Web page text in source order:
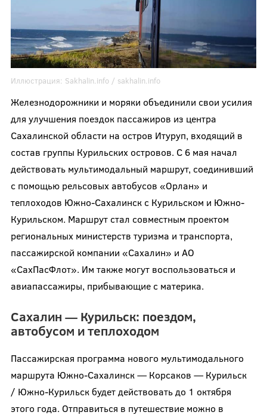
Иллюстрация: Sakhalin.info / sakhalin.info
Железнодорожники и моряки объединили свои усилия
для улучшения поездок пассажиров из центра
Сахалинской области на остров Итуруп, входящий в
состав группы Курильских островов. С 6 мая начал
действовать мультимодальный маршрут, соединивший
с помощью рельсовых автобусов «Орлан» и
теплоходов Южно-Сахалинск с Курильском и Южно-
Курильском. Маршрут стал совместным проектом
региональных министерств туризма и транспорта,
пассажирской компании «Сахалин» и АО
«СахПасФлот». Им также могут воспользоваться и
авиапассажиры, прибывающие с материка.
Сахалин — Курильск: поездом,
автобусом и теплоходом
Пассажирская программа нового мультимодального
маршрута Южно-Сахалинск — Корсаков — Курильск
/ Южно-Курильск будет действовать до 1 октября
этого года. Отправиться в путешествие можно в